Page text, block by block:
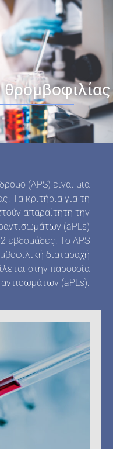
(APS) ειναι μια
Τα κριτήρια για τη
απαραίτητη την
(aPLs)
εβδομάδες. Το ΑΡS
διαταραχή
στην παρουσία
(aPLs).